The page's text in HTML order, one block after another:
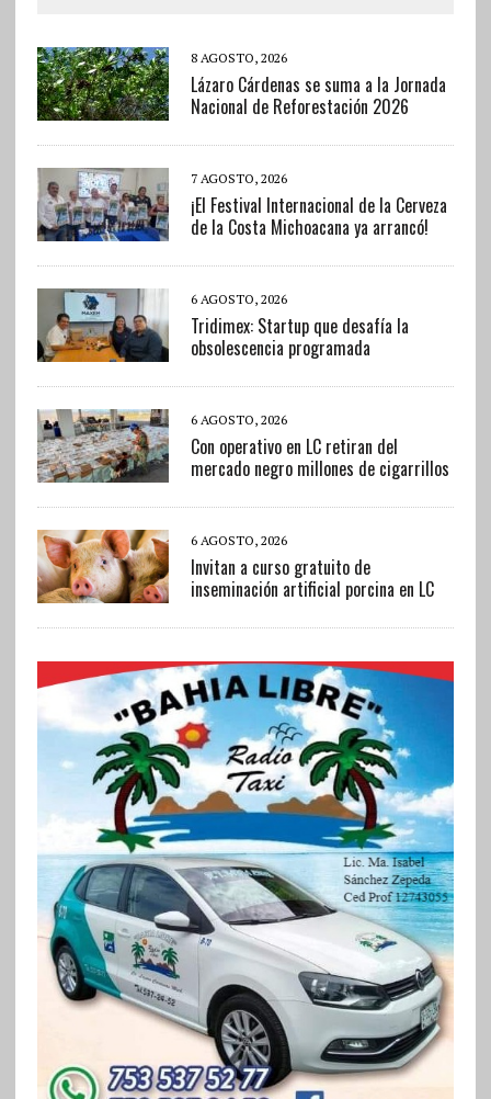
8 AGOSTO, 2026
Lázaro Cárdenas se suma a la Jornada
Nacional de Reforestación 2026
7 AGOSTO, 2026
¡El Festival Internacional de la Cerveza
de la Costa Michoacana ya arrancó!
6 AGOSTO, 2026
Tridimex: Startup que desafía la
obsolescencia programada
6 AGOSTO, 2026
Con operativo en LC retiran del
mercado negro millones de cigarrillos
6 AGOSTO, 2026
Invitan a curso gratuito de
inseminación artificial porcina en LC